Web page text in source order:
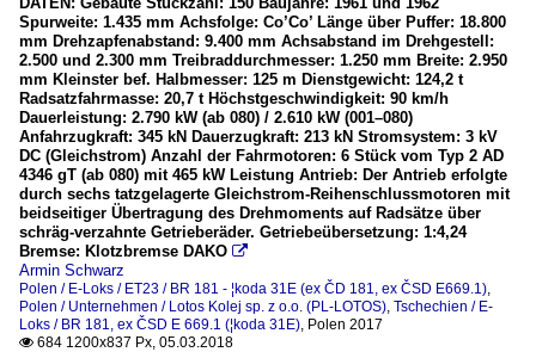
Spurweite: 1.435 mm Achsfolge: Co’Co’ Länge über Puffer: 18.800
mm Drehzapfenabstand: 9.400 mm Achsabstand im Drehgestell:
2.500 und 2.300 mm Treibraddurchmesser: 1.250 mm Breite: 2.950
mm Kleinster bef. Halbmesser: 125 m Dienstgewicht: 124,2 t
Radsatzfahrmasse: 20,7 t Höchstgeschwindigkeit: 90 km/h
Dauerleistung: 2.790 kW (ab 080) / 2.610 kW (001–080)
Anfahrzugkraft: 345 kN Dauerzugkraft: 213 kN Stromsystem: 3 kV
DC (Gleichstrom) Anzahl der Fahrmotoren: 6 Stück vom Typ 2 AD
4346 gT (ab 080) mit 465 kW Leistung Antrieb: Der Antrieb erfolgte
durch sechs tatzgelagerte Gleichstrom-Reihenschlussmotoren mit
beidseitiger Übertragung des Drehmoments auf Radsätze über
schräg-verzahnte Getrieberäder. Getriebeübersetzung: 1:4,24
Bremse: Klotzbremse DAKO 
Armin Schwarz
Polen / E-Loks / ET23 / BR 181 - ¦koda 31E (ex ČD 181, ex ČSD E669.1),
Polen / Unternehmen / Lotos Kolej sp. z o.o. (PL-LOTOS), Tschechien / E-
Loks / BR 181, ex ČSD E 669.1 (¦koda 31E), Polen 2017
 684 1200x837 Px, 05.03.2018